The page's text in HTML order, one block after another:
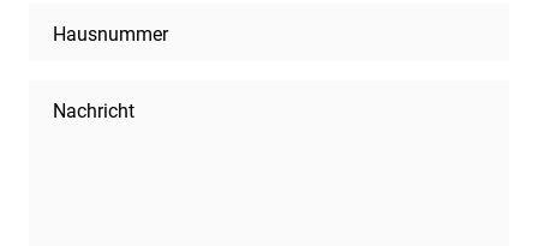
Hausnummer
Nachricht